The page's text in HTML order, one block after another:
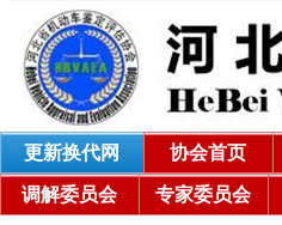
更新换代网 协会首页
调解委员会 专家委员会